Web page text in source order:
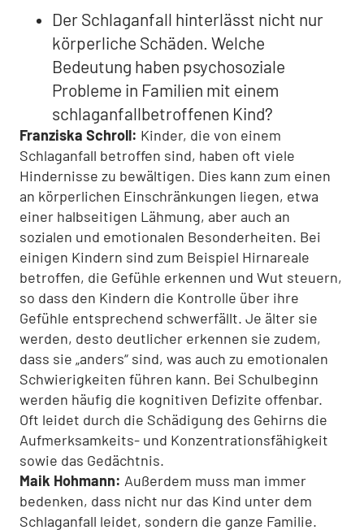
Der Schlaganfall hinterlässt nicht nur
körperliche Schäden. Welche
Bedeutung haben psychosoziale
Probleme in Familien mit einem
schlaganfallbetroffenen Kind?
Franziska Schroll: Kinder, die von einem
Schlaganfall betroffen sind, haben oft viele
Hindernisse zu bewältigen. Dies kann zum einen
an körperlichen Einschränkungen liegen, etwa
einer halbseitigen Lähmung, aber auch an
sozialen und emotionalen Besonderheiten. Bei
einigen Kindern sind zum Beispiel Hirnareale
betroffen, die Gefühle erkennen und Wut steuern,
so dass den Kindern die Kontrolle über ihre
Gefühle entsprechend schwerfällt. Je älter sie
werden, desto deutlicher erkennen sie zudem,
dass sie „anders“ sind, was auch zu emotionalen
Schwierigkeiten führen kann. Bei Schulbeginn
werden häufig die kognitiven Defizite offenbar.
Oft leidet durch die Schädigung des Gehirns die
Aufmerksamkeits- und Konzentrationsfähigkeit
sowie das Gedächtnis.
Maik Hohmann: Außerdem muss man immer
bedenken, dass nicht nur das Kind unter dem
Schlaganfall leidet, sondern die ganze Familie.